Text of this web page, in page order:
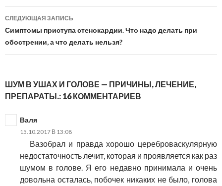
записям
СЛЕДУЮЩАЯ ЗАПИСЬ
Симптомы приступа стенокардии. Что надо делать при
обострении, а что делать нельзя?
ШУМ В УШАХ И ГОЛОВЕ — ПРИЧИНЫ, ЛЕЧЕНИЕ,
ПРЕПАРАТЫ.: 16 КОММЕНТАРИЕВ
Валя
15.10.2017 В 13:08
Вазобрал и правда хорошо цереброваскулярную
недостаточность лечит, которая и проявляется как раз
шумом в голове. Я его недавно принимала и очень
довольна осталась, побочек никаких не было, голова